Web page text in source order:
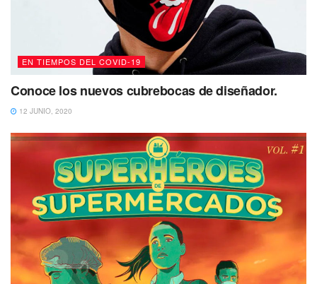
EN TIEMPOS DEL COVID-19
Conoce los nuevos cubrebocas de diseñador.
12 JUNIO, 2020